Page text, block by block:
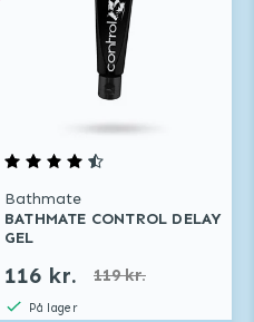
Bathmate
BATHMATE CONTROL DELAY
GEL
116 kr. 119 kr.
På lager